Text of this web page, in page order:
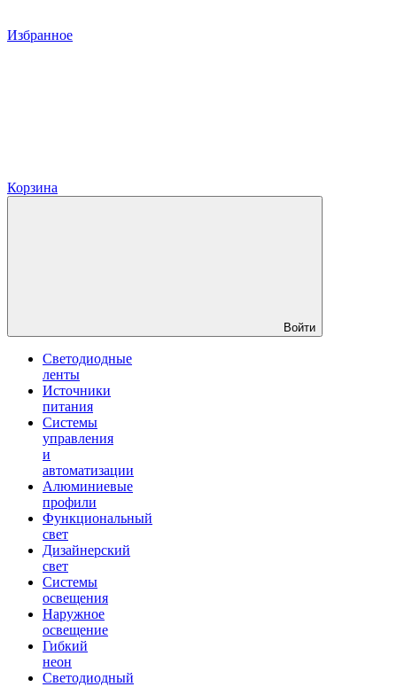
Избранное
Корзина
Войти
Светодиодные
ленты
Источники
питания
Системы
управления
и
автоматизации
Алюминиевые
профили
Функциональный
свет
Дизайнерский
свет
Системы
освещения
Наружное
освещение
Гибкий
неон
Светодиодный